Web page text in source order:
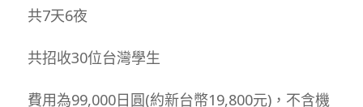
共7天6夜
共招收30位台灣學生
費用為99,000日圓(約新台幣19,800元)，不含機